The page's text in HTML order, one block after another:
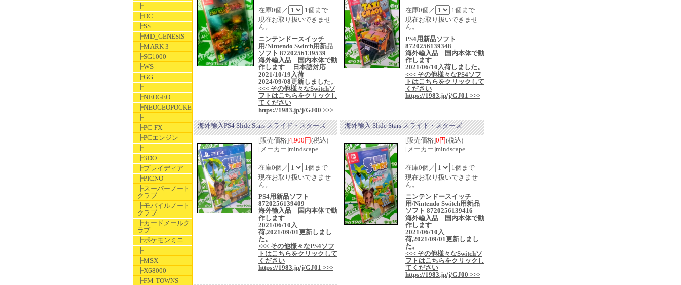
┣
┣DC
┣SS
┣MD_GENESIS
┣MARK 3
┣SG1000
┣WS
┣GG
┣
┣NEOGEO
┣NEOGEOPOCKET
┣
┣PC-FX
┣PCエンジン
┣
┣3DO
┣プレイディア
┣PICNO
┣スーパーノート
クラブ
┣モバイルノート
クラブ
┣カードメールク
ラブ
┣ポケモンミニ
┣
┣MSX
┣X68000
┣FM-TOWNS
在庫0個／
1個まで
現在お取り扱いできませ
ん。
ニンテンドースイッチ
用/Nintendo Switch用新品
ソフト 8720256139539
海外輸入品 国内本体で動
作します 日本語対応
2021/10/19入荷
2024/09/08更新しました。
<<< その他様々なSwitchソ
フトはこちらをクリックし
てください
https://1983.jp/j/GJ00 >>>
在庫0個／
1個まで
現在お取り扱いできませ
ん。
PS4用新品ソフト
8720256139348
海外輸入品 国内本体で動
作します
2021/06/10入荷しました。
<<< その他様々なPS4ソフ
トはこちらをクリックして
ください
https://1983.jp/j/GJ01 >>>
海外輸入PS4 Slide Stars スライド・スターズ
[販売価格]4,900円(税込)
[メーカー]mindscape
在庫0個／
1個まで
現在お取り扱いできませ
ん。
PS4用新品ソフト
8720256139409
海外輸入品 国内本体で動
作します
2021/06/10入
荷,2021/09/01更新しまし
た。
<<< その他様々なPS4ソフ
トはこちらをクリックして
ください
https://1983.jp/j/GJ01 >>>
海外輸入 Slide Stars スライド・スターズ
[販売価格]0円(税込)
[メーカー]mindscape
在庫0個／
1個まで
現在お取り扱いできませ
ん。
ニンテンドースイッチ
用/Nintendo Switch用新品
ソフト 8720256139416
海外輸入品 国内本体で動
作します
2021/06/10入
荷,2021/09/01更新しまし
た。
<<< その他様々なSwitchソ
フトはこちらをクリックし
てください
https://1983.jp/j/GJ00 >>>